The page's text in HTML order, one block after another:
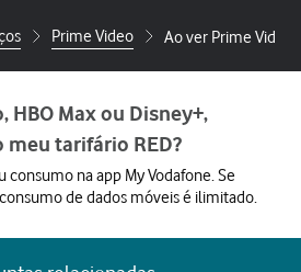
Prime Video Ao ver Prime
HBO Max ou Disney+,
tarifário RED?
na app My Vodafone. Se
de dados móveis é ilimitado.